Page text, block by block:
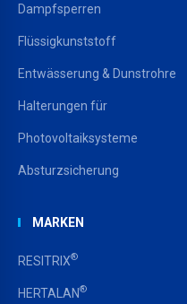
Dampfsperren
Flüssigkunststoff
Entwässerung & Dunstrohre
Halterungen für
Photovoltaiksysteme
Absturzsicherung
MARKEN
RESITRIX®
HERTALAN®